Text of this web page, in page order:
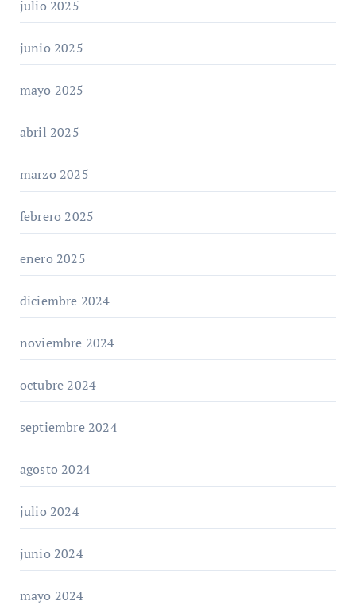
julio 2025
junio 2025
mayo 2025
abril 2025
marzo 2025
febrero 2025
enero 2025
diciembre 2024
noviembre 2024
octubre 2024
septiembre 2024
agosto 2024
julio 2024
junio 2024
mayo 2024